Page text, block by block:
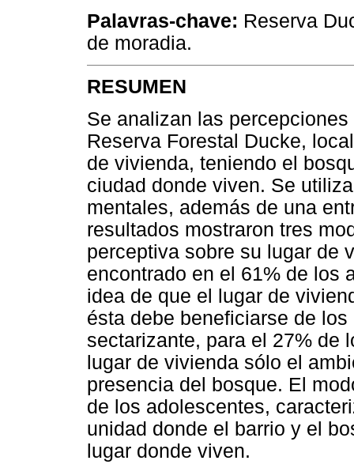
Palavras-chave: Reserva
de moradia.
RESUMEN
Se analizan las
Reserva Forestal Ducke,
de vivienda, teniendo el
ciudad donde viven. Se
mentales, además de una
resultados mostraron tres
perceptiva sobre su lugar de
encontrado en el 61% de los
idea de que el lugar de
ésta debe beneficiarse de
sectarizante, para el 27% de
lugar de vivienda sólo el
presencia del bosque. El
de los adolescentes,
unidad donde el barrio y el
lugar donde viven.